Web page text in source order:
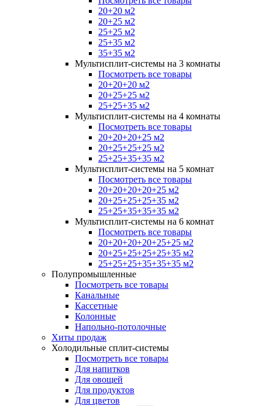
20+20 м2
20+25 м2
25+25 м2
25+35 м2
35+35 м2
Мультисплит-системы на 3 комнаты
Посмотреть все товары
20+20+20 м2
20+25+25 м2
25+25+35 м2
Мультисплит-системы на 4 комнаты
Посмотреть все товары
20+20+20+25 м2
20+25+25+25 м2
25+25+35+35 м2
Мультисплит-системы на 5 комнат
Посмотреть все товары
20+20+20+20+25 м2
20+25+25+25+35 м2
25+25+35+35+35 м2
Мультисплит-системы на 6 комнат
Посмотреть все товары
20+20+20+20+25+25 м2
20+25+25+25+25+35 м2
25+25+25+35+35+35 м2
Полупромышленные
Посмотреть все товары
Канальные
Кассетные
Колонные
Напольно-потолочные
Хиты продаж
Холодильные сплит-системы
Посмотреть все товары
Для напитков
Для овощей
Для продуктов
Для цветов